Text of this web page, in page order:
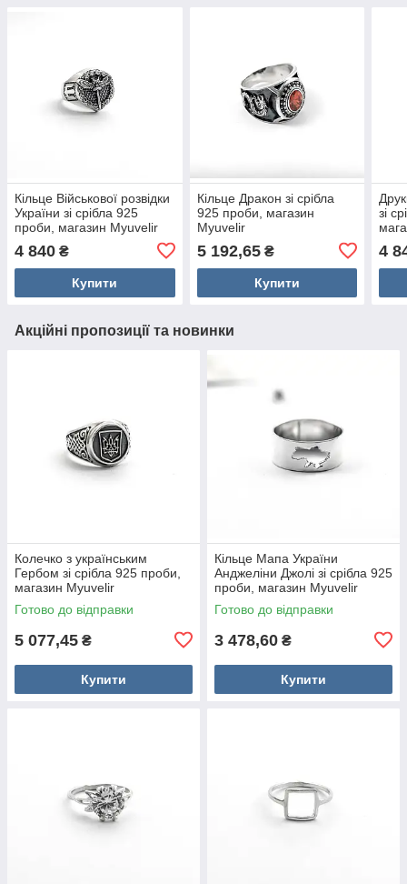
Кільце Військової розвідки
України зі срібла 925
проби, магазин Myuvelir
4 840 ₴
Купити
Кільце Дракон зі срібла
925 проби, магазин
Myuvelir
5 192,65₴
Купити
зі
4
Акційні пропозиції та новинки
Колечко з українським
Гербом зі срібла 925 проби,
магазин Myuvelir
Готово до відправки
5 077,45 ₴
Купити
Кільце Мапа України
Анджеліни Джолі зі срібла 925
проби, магазин Myuvelir
Готово до відправки
3 478,60 ₴
Купити